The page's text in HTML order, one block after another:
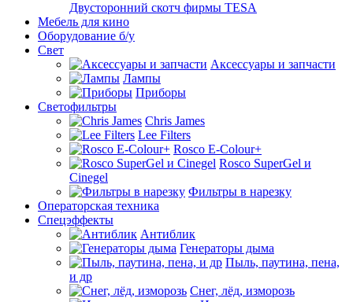
Двусторонний скотч фирмы TESA
Мебель для кино
Оборудование б/у
Свет
Аксессуары и запчасти
Лампы
Приборы
Светофильтры
Chris James
Lee Filters
Rosco E-Colour+
Rosco SuperGel и
Cinegel
Фильтры в нарезку
Операторская техника
Спецэффекты
Антиблик
Генераторы дыма
Пыль, паутина, пена,
и др
Снег, лёд, изморозь